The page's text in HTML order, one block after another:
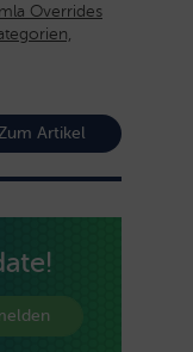
Overrides
Artikel